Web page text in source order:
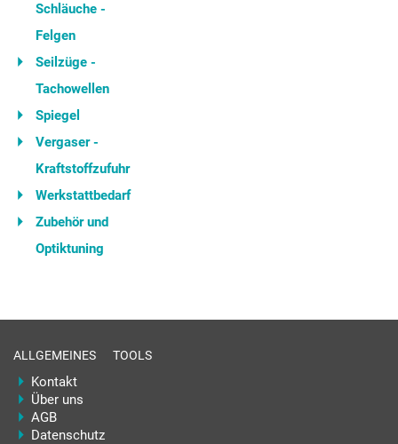
Schläuche -
Felgen
Seilzüge -
Tachowellen
Spiegel
Vergaser -
Kraftstoffzufuhr
Werkstattbedarf
Zubehör und
Optiktuning
ALLGEMEINES
Kontakt
Über uns
AGB
Datenschutz
TOOLS